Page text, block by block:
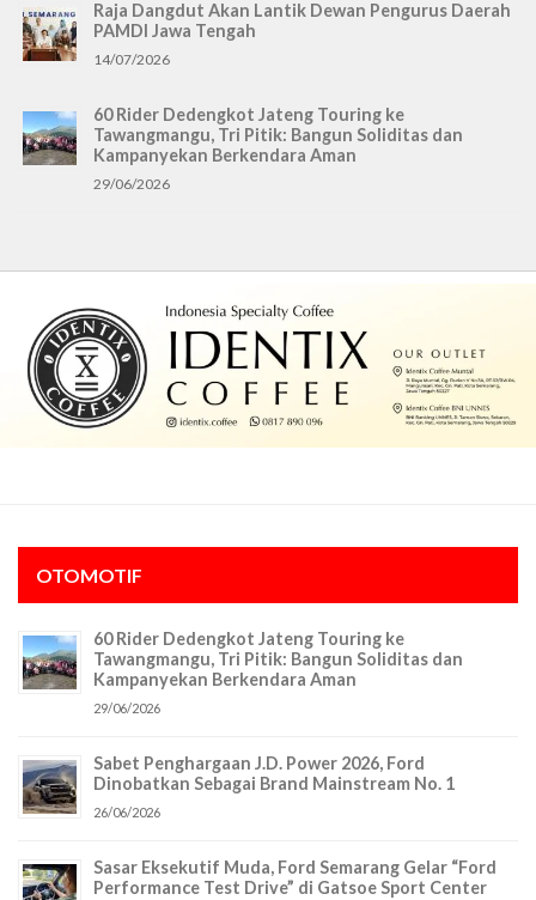
Raja Dangdut Akan Lantik Dewan Pengurus Daerah
PAMDI Jawa Tengah
14/07/2026
60 Rider Dedengkot Jateng Touring ke
Tawangmangu, Tri Pitik: Bangun Soliditas dan
Kampanyekan Berkendara Aman
29/06/2026
OTOMOTIF
60 Rider Dedengkot Jateng Touring ke
Tawangmangu, Tri Pitik: Bangun Soliditas dan
Kampanyekan Berkendara Aman
29/06/2026
Sabet Penghargaan J.D. Power 2026, Ford
Dinobatkan Sebagai Brand Mainstream No. 1
26/06/2026
Sasar Eksekutif Muda, Ford Semarang Gelar “Ford
Performance Test Drive” di Gatsoe Sport Center